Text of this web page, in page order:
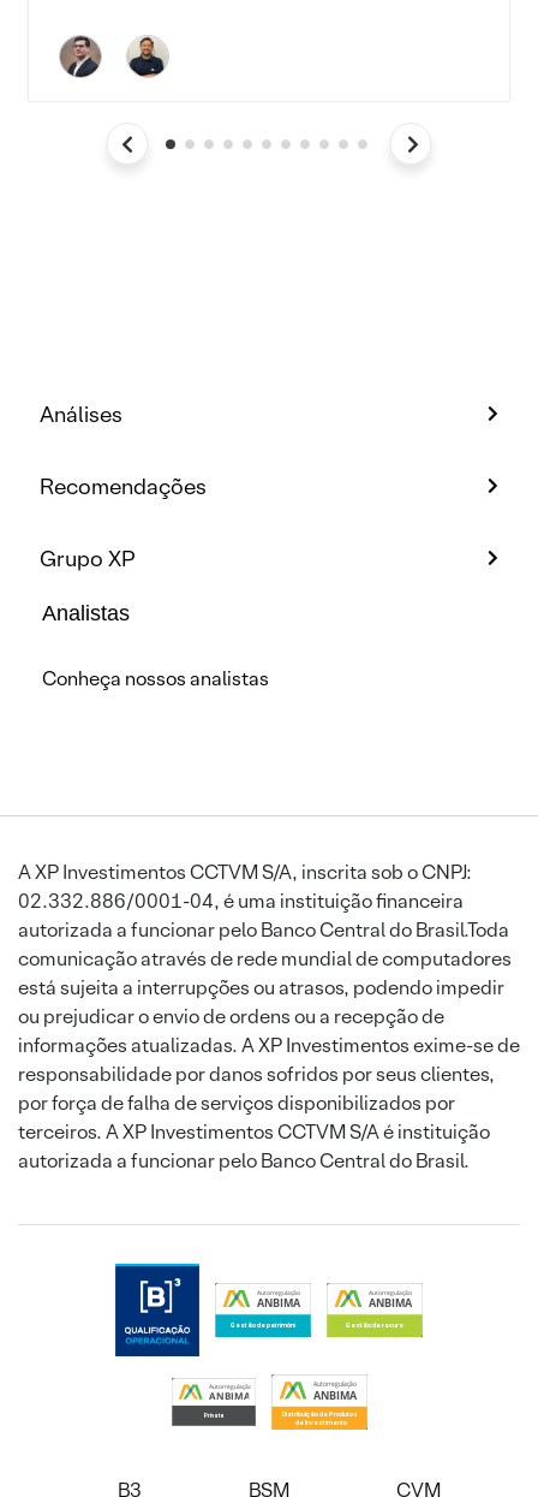
Análises
Recomendações
Grupo XP
Analistas
Conheça nossos analistas
A XP Investimentos CCTVM S/A, inscrita sob o CNPJ:
02.332.886/0001-04, é uma instituição financeira
autorizada a funcionar pelo Banco Central do Brasil.Toda
comunicação através de rede mundial de computadores
está sujeita a interrupções ou atrasos, podendo impedir
ou prejudicar o envio de ordens ou a recepção de
informações atualizadas. A XP Investimentos exime-se de
responsabilidade por danos sofridos por seus clientes,
por força de falha de serviços disponibilizados por
terceiros. A XP Investimentos CCTVM S/A é instituição
autorizada a funcionar pelo Banco Central do Brasil.
B3 BSM CVM